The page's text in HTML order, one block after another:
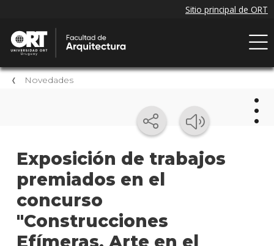
Novedades
Exposición de trabajos
premiados en el
concurso
"Construcciones
Efímeras, Arte en el